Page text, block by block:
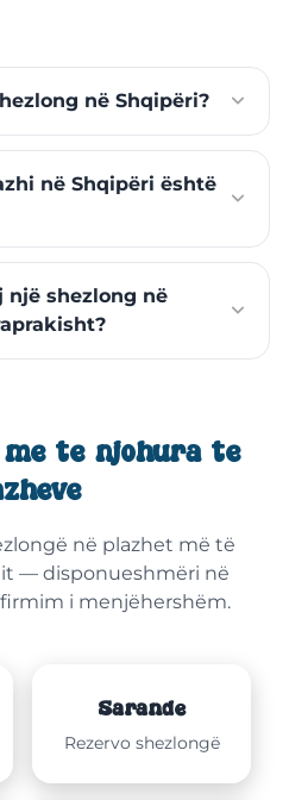
në Shqipëri?
në Shqipëri është
një shezlong në
të njohura të
në plazhet më të
— disponueshmëri në
i menjëhershëm.
Sarandë
Rezervo shezlongë